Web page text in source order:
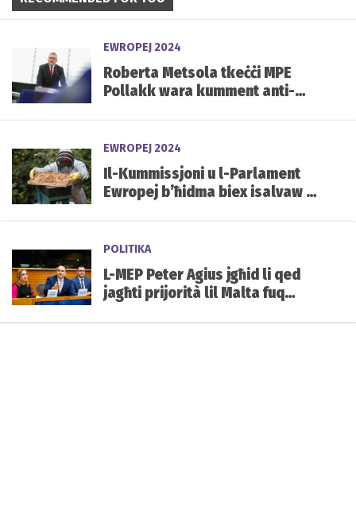
EWROPEJ 2024
Roberta Metsola tkeċċi MPE
Pollakk wara kumment anti-
Olokawst
EWROPEJ 2024
Il-Kummissjoni u l-Parlament
Ewropej b’ħidma biex isalvaw l-
POLITIKA
L-MEP Peter Agius jgħid li qed
jagħti prijorità lil Malta fuq